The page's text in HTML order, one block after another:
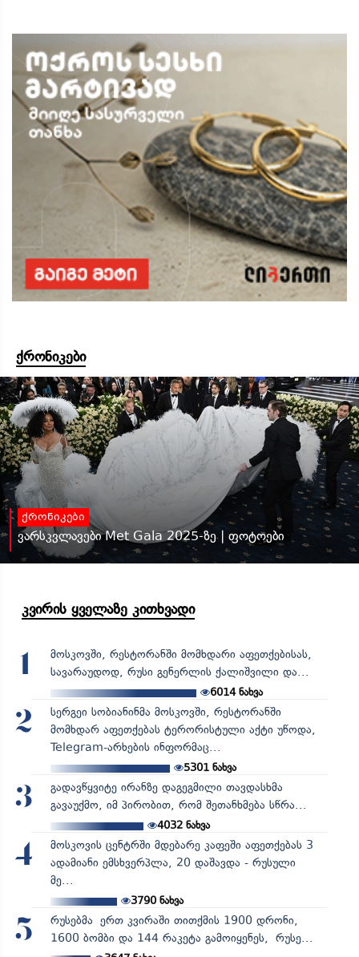
ქრონიკები
ქრონიკები
ვარსკვლავები Met Gala 2025-ზე | ფოტოები
კვირის ყველაზე კითხვადი
1
მოსკოვში, რესტორანში მომხდარი აფეთქებისას,
სავარაუდოდ, რუსი გენერლის ქალიშვილი და...
6014ნახვა
2
სერგეი სობიანინმა მოსკოვში, რესტორანში
მომხდარ აფეთქებას ტერორისტული აქტი უწოდა,
Telegram-არხების ინფორმაც...
5301ნახვა
3
გადავწყვიტე ირანზე დაგეგმილი თავდასხმა
გავაუქმო, იმ პირობით, რომ შეთანხმება სწრა...
4032ნახვა
4
მოსკოვის ცენტრში მდებარე კაფეში აფეთქებას 3
ადამიანი ემსხვერპლა, 20 დაშავდა - რუსული
მე...
3790ნახვა
5
რუსებმა ერთ კვირაში თითქმის 1900 დრონი,
1600 ბომბი და 144 რაკეტა გამოიყენეს, რუსე...